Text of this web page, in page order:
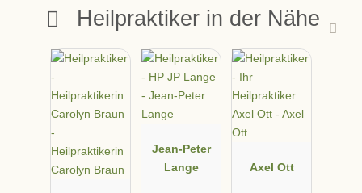
Heilpraktiker in der Nähe
Jean-Peter
Lange
Axel Ott